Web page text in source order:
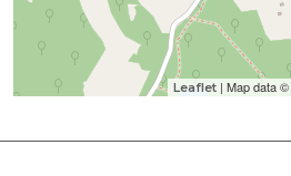
Leaflet | Map data ©